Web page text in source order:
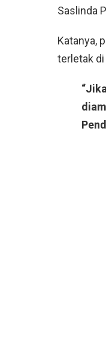
Saslinda
Katanya,
terletak di